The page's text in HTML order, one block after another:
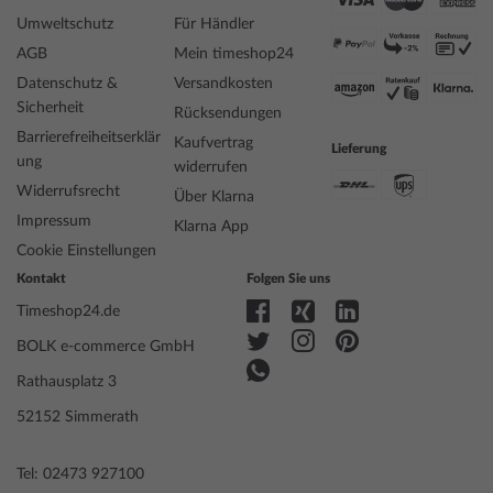
Artikel-Gewicht
0.08
Anzeige
Batterie (Quarz)
Datum, Minute, Sekunde, Stunde
Gehäuse Material
Gehäusebreite
Gehäuse Form
Wasserdichte
10
Roségold, Silber
Oberfläche
Krone
Umweltschutz
AGB
Datenschutz &
Sicherheit
Barrierefreiheitserklär
ung
Widerrufsrecht
Impressum
Cookie Einstellungen
Für Händler
Mein timeshop24
Versandkosten
Rücksendungen
Kaufvertrag
widerrufen
Über Klarna
Klarna App
Lieferung
Kontakt
Timeshop24.de
BOLK e-commerce GmbH
Rathausplatz 3
52152 Simmerath
Tel: 02473 927100
Folgen Sie uns